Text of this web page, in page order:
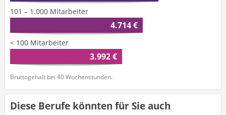
101 – 1.000 Mitarbeiter
4.714 €
< 100 Mitarbeiter
3.992 €
Bruttogehalt bei 40 Wochenstunden.
Diese Berufe könnten für Sie auch